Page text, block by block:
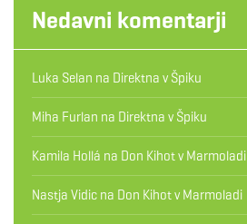
Nedavni komentarji
Luka Selan na Direktna v Špiku
Miha Furlan na Direktna v Špiku
Kamila Hollá na Don Kihot v Marmoladi
Nastja Vidic na Don Kihot v Marmoladi